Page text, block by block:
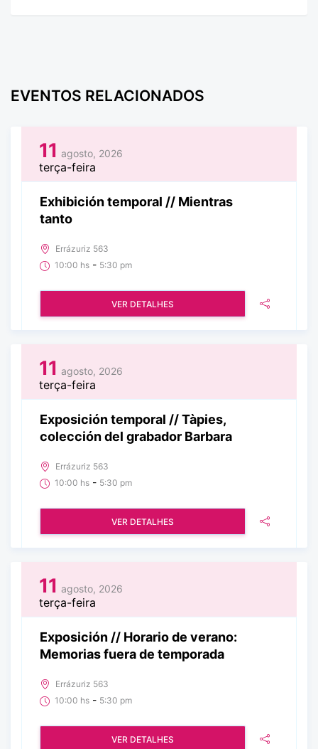
EVENTOS RELACIONADOS
11 agosto, 2026
terça-feira
Exhibición temporal // Mientras
tanto
Errázuriz 563
10:00 hs - 5:30 pm
VER DETALHES
11 agosto, 2026
terça-feira
Exposición temporal // Tàpies,
colección del grabador Barbara
Errázuriz 563
10:00 hs - 5:30 pm
VER DETALHES
11 agosto, 2026
terça-feira
Exposición // Horario de verano:
Memorias fuera de temporada
Errázuriz 563
10:00 hs - 5:30 pm
VER DETALHES